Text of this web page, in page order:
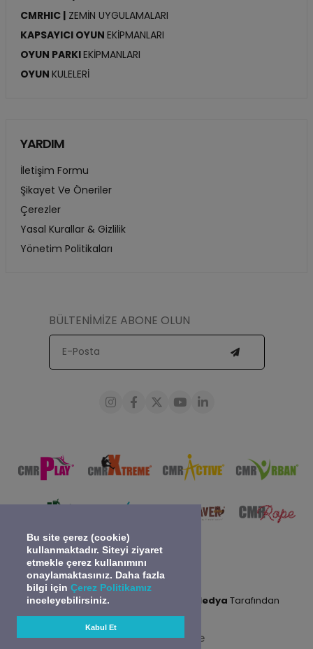
Bu site çerez (cookie)
kullanmaktadır. Siteyi ziyaret
etmekle çerez kullanımını
onaylamaktasınız. Daha fazla
bilgi için Çerez Politikamız
inceleyebilirsiniz.
Kabul Et
CMRHIC | ZEMİN UYGULAMALARI
KAPSAYICI OYUN EKİPMANLARI
OYUN PARKIEKİPMANLARI
OYUN KULELERİ
YARDIM
İletişim Formu
Şikayet Ve Öneriler
Çerezler
Yasal Kurallar & Gizlilik
Yönetim Politikaları
BÜLTENİMİZE ABONE OLUN
2024 © Tüm Hakları Saklıdır. Gidea Medya Tarafından
Kodlanmıştır.
Türkiye | Türkçe
Sepete Ekle
0